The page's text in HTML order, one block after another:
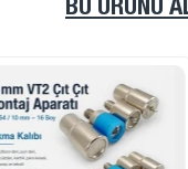
BU ÜRÜNÜ